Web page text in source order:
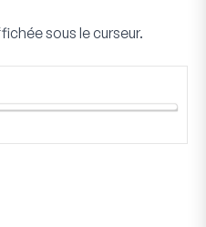
sous le curseur.